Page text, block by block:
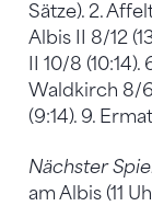
Sätze). 2.
Albis II 8/12
II 10/8
Waldkirch 8/6
(9:14). 9.
Nächster
am Albis (11